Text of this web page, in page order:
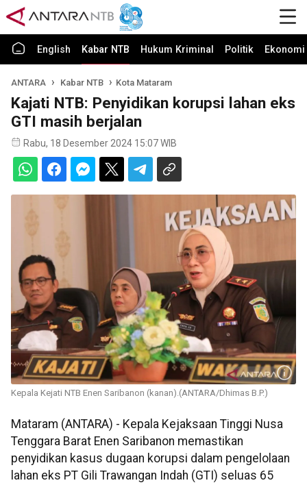
English Kabar NTB Hukum Kriminal Politik
ANTARA Kabar NTB Kota Mataram
Kajati NTB: Penyidikan korupsi lahan eks
GTI masih berjalan
Rabu, 18 Desember 2024 15:07 WIB
Kepala Kejati NTB Enen Saribanon (kanan).(ANTARA/Dhimas B.P.)
Mataram (ANTARA) - Kepala Kejaksaan Tinggi Nusa
Tenggara Barat Enen Saribanon memastikan
penyidikan kasus dugaan korupsi dalam pengelolaan
lahan eks PT Gili Trawangan Indah (GTI) seluas 65